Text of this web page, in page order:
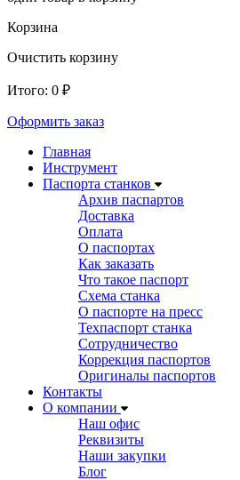
Корзина
Очистить корзину
Итого: 0 ₽
Оформить заказ
Главная
Инструмент
Паспорта станков
Архив паспартов
Доставка
Оплата
О паспортах
Как заказать
Что такое паспорт
Схема станка
О паспорте на пресс
Техпаспорт станка
Сотрудничество
Коррекция паспортов
Оригиналы паспортов
Контакты
О компании
Наш офис
Реквизиты
Наши закупки
Блог